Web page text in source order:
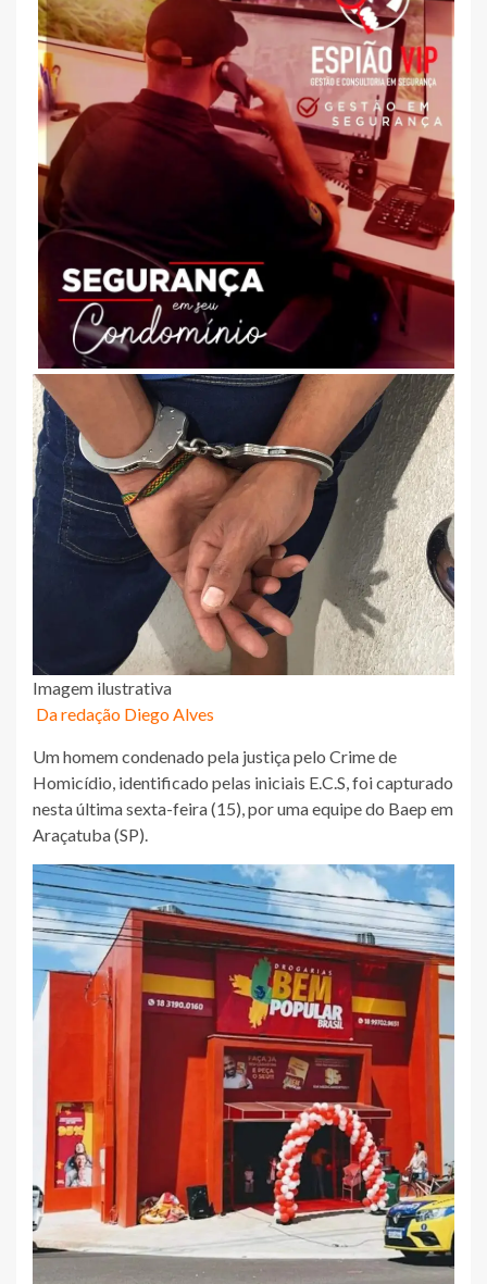
Imagem ilustrativa
Da redação Diego Alves
Um homem condenado pela justiça pelo Crime de
Homicídio, identificado pelas iniciais E.C.S, foi capturado
nesta última sexta-feira (15), por uma equipe do Baep em
Araçatuba (SP).